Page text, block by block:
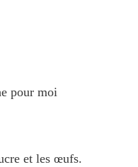
pour moi
et les œufs.